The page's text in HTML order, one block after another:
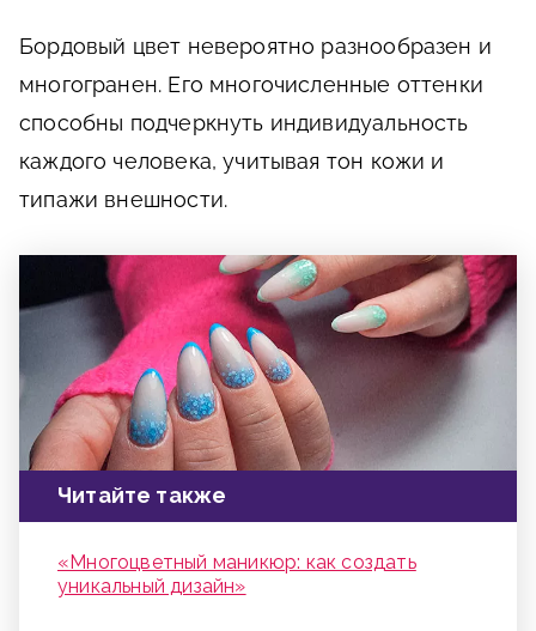
Бордовый цвет невероятно разнообразен и
многогранен. Его многочисленные оттенки
способны подчеркнуть индивидуальность
каждого человека, учитывая тон кожи и
типажи внешности.
Читайте также
«Многоцветный маникюр: как создать
уникальный дизайн»